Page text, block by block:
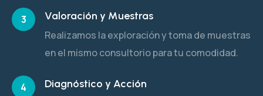
3
Valoración y Muestras
Realizamos la exploración y toma de muestras
en el mismo consultorio para tu comodidad.
4
Diagnóstico y Acción